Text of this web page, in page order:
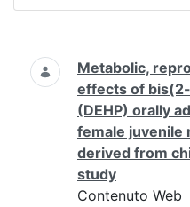
Ricerca
Metabolic,
effects of
(DEHP) orally
female juvenile
derived from
study
Contenuto Web